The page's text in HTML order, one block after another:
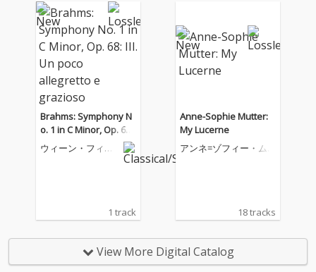
Brahms: Symphony N
o. 1 in C Minor, Op. 68:
III. Un poco allegretto
e grazioso
ウィーン・フィル
1 track
Anne-Sophie Mutter:
My Lucerne
アンネ=ゾフィー・ム
18 tracks
View More Digital Catalog